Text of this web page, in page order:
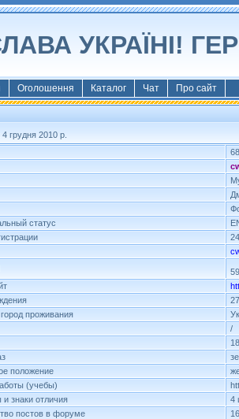
УКРАЇНІ!
Оголошення Каталог Чат Про сайт
грудня 2010 р.
68
статус
проживания
/
положение
(учебы)
и знаки отличия
4
постов в форуме